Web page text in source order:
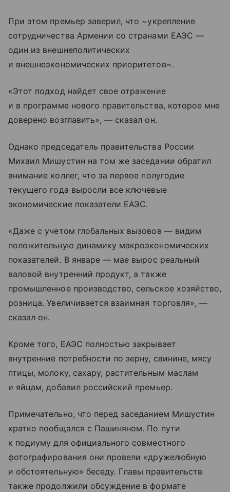
При этом премьер заверил, что ~укрепление
сотрудничества Армении со странами ЕАЭС —
один из внешнеполитических
и внешнеэкономических приоритетов~.
«Этот подход найдет свое отражение
и в программе нового правительства, которое мне
доверено возглавить», — сказал он.
Однако председатель правительства России
Михаил Мишустин на том же заседании обратил
внимание коллег, что за первое полугодие
текущего года выросли все ключевые
экономические показатели ЕАЭС.
«Даже с учетом глобальных вызовов — видим
положительную динамику макроэкономических
показателей. В январе — мае вырос реальный
валовой внутренний продукт, а также
промышленное производство, сельское хозяйство,
розница. Увеличивается взаимная торговля», —
сказал он.
Кроме того, ЕАЭС полностью закрывает
внутренние потребности по зерну, свинине, мясу
птицы, молоку, сахару, растительным маслам
и яйцам, добавил российский премьер.
Примечательно, что перед заседанием Мишустин
кратко пообщался с Пашиняном. По пути
к подиуму для официального совместного
фотографирования они провели «дружелюбную
и обстоятельную» беседу. Главы правительств
также продолжили обсуждение в формате